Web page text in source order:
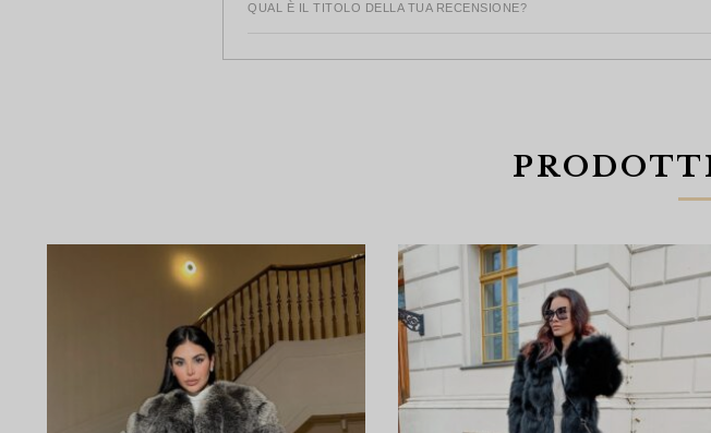
QUAL È IL TITOLO DELLA TUA RECENSIONE?